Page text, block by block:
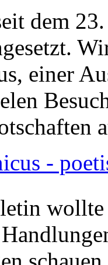
dem
einer
-